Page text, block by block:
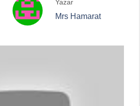
Yazar
Mrs Hamarat